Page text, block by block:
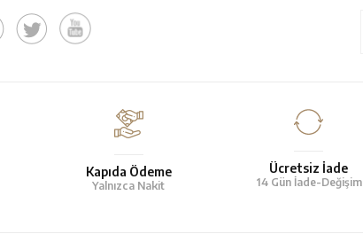
Kapıda Ödeme
Yalnızca Nakit
Ücretsiz İade
14 Gün İade-Değişim